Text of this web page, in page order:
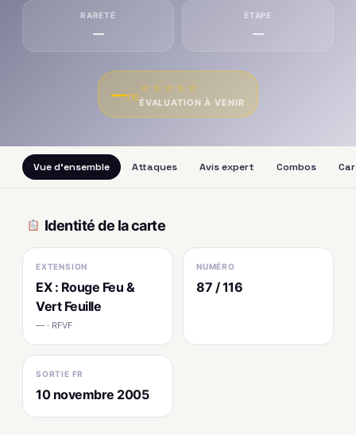
RARETÉ
—
ÉTAPE
—
—/10
★ ★ ★ ★ ★
ÉVALUATION À VENIR
Vue d'ensemble Attaques Avis expert Combos
Identité de la carte
EXTENSION
EX : Rouge Feu &
Vert Feuille
— · RFVF
NUMÉRO
87 / 116
SORTIE FR
10 novembre 2005